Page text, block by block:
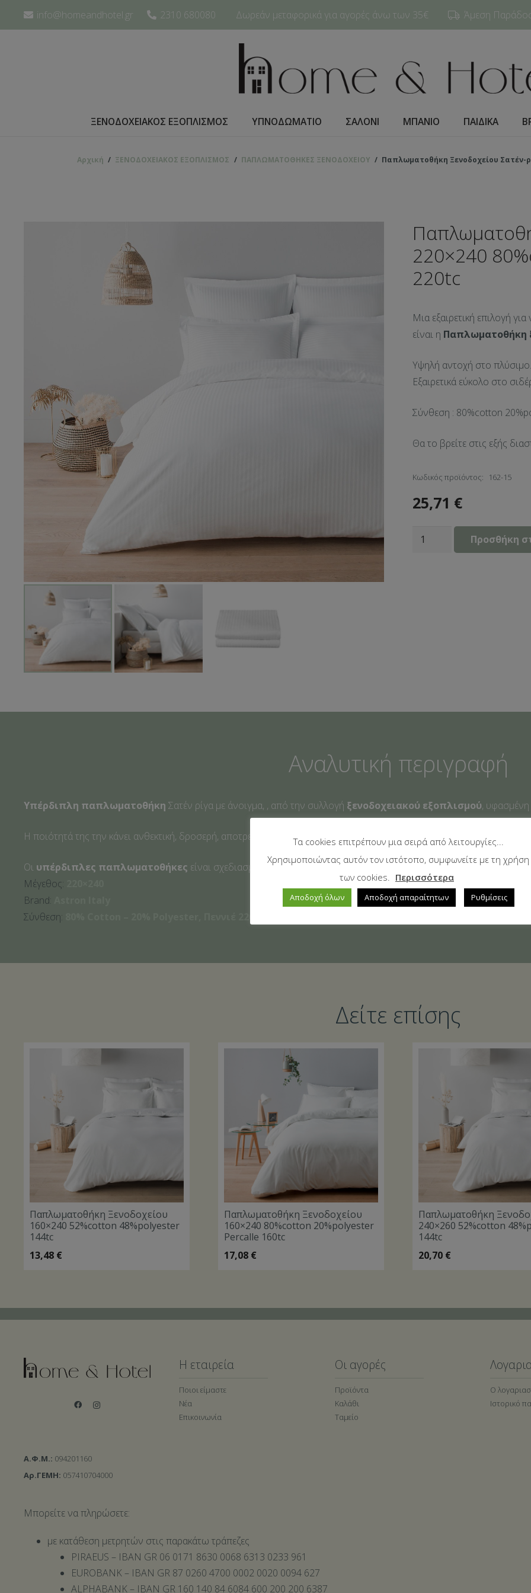
info@homeandhotel.gr 2310 680080 Δωρεάν μεταφορικά για αγορές άνω των 35€ Άμεση
ΞΕΝΟΔΟΧΕΙΑΚΟΣ ΕΞΟΠΛΙΣΜΟΣ ΥΠΝΟΔΩΜΑΤΙO ΣΑΛΟΝΙ ΜΠΑΝΙΟ ΠΑΙΔΙΚΑ
Αρχική / ΞΕΝΟΔΟΧΕΙΑΚΟΣ ΕΞΟΠΛΙΣΜΟΣ / ΠΑΠΛΩΜΑΤΟΘΗΚΕΣ ΞΕΝΟΔΟΧΕΙΟΥ / Παπλωματοθήκη Ξενοδοχείου Σατέν-
220×240
220tc
Μια εξαιρετική επιλογή
είναι η Παπλωματοθήκη
Υψηλή αντοχή στο πλύσιμο.
Εξαιρετικά εύκολο στο
Σύνθεση : 80%cotton
Θα τo βρείτε στις εξής
Κωδικός προϊόντος: 162-15
25,71 €
Παπλωματοθήκη
Ξενοδοχείου
Προσθήκη
Αναλυτική περιγραφή
Υπέρδιπλη παπλωματοθήκη Σατέν ρίγα με άνοιγμα, , από την συλλογή ξενοδοχειακού εξοπλισμού,
Η ποιότητά της την κάνει ανθεκτική, δροσερή, αποτρέπει το κόμπιασμα και το χνούδιασμα. Το φάρδος της ρίγας είναι
Οι υπέρδιπλες παπλωματοθήκες είναι σχεδιασμένες για να ταιριάζουν σε υπέρδιπλα κρεβάτια και να
Μέγεθος:
Brand:
Σύνθεση:
Δείτε επίσης
Παπλωματοθήκη Ξενοδοχείου
160×240 52%cotton 48%polyester
144tc
13,48 €
Παπλωματοθήκη Ξενοδοχείου
160×240 80%cotton 20%polyester
Percalle 160tc
17,08 €
Παπλωματοθήκη
240×260 52%cotton
144tc
20,70 €
Α.Φ.Μ.: 094201160
Αρ.ΓΕΜΗ: 057410704000
Η εταιρεία
Ποιοι είμαστε
Νέα
Επικοινωνία
Οι αγορές
Προϊόντα
Καλάθι
Ταμείο
Ο
Ιστορικό
Μπορείτε να πληρώσετε:
με κατάθεση μετρητών στις παρακάτω τράπεζες
PIRAEUS – IBAN GR 06 0171 8630 0068 6313 0233 961
EUROBANK – IBAN GR 87 0260 4700 0002 0020 0094 627
ALPHABANK – IBAN GR 160 140 84 6084 600 200 200 6387
Τα cookies επιτρέπουν μια σειρά από λειτουργίες...
Χρησιμοποιώντας αυτόν τον ιστότοπο, συμφωνείτε με τη χρήση
των cookies. Περισσότερα
Αποδοχή όλων Αποδοχή απαραίτητων Ρυθμίσεις